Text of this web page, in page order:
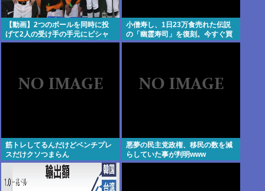
【動画】2つのボールを同時に投
げて2人の受け手の手元にピシャ
リと投げ込むバントの神様・川相
小僧寿し、1日23万食売れた伝説
の「幽霊寿司」を復刻。今すぐ買
いに行け！
筋トレしてるんだけどベンチプレ
スだけクソつまらん
悪夢の民主党政権、移民の数を減
らしていた事が判明www